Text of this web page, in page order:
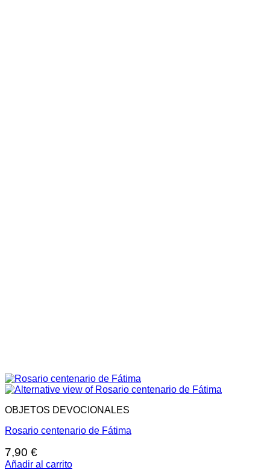
OBJETOS DEVOCIONALES
Rosario centenario de Fátima
7,90 €
Añadir al carrito